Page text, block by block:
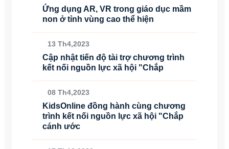
Ứng dụng AR, VR trong giáo dục mầm
non ở tỉnh vùng cao thể hiện
13 Th4,2023
Cập nhật tiến độ tài trợ chương trình
kết nối nguồn lực xã hội "Chắp
08 Th4,2023
KidsOnline đồng hành cùng chương
trình kết nối nguồn lực xã hội "Chắp
cánh ước